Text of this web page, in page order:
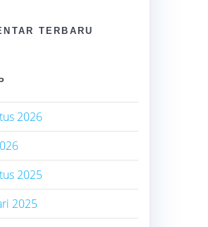
TERBARU
2026
2025
2025